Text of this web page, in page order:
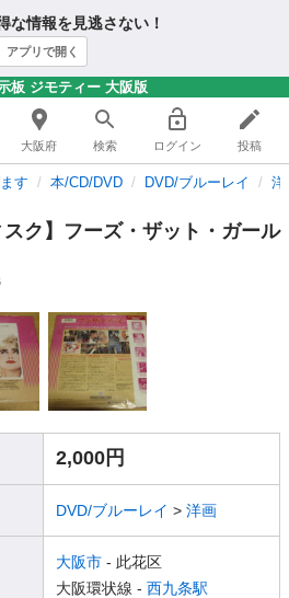
な情報を見逃さない！
アプリで開く
板 ジモティー 大阪版
大阪府 検索 ログイン 投稿
す 本/CD/DVD DVD/ブルーレイ 洋
ク】フーズ・ザット・ガール
2,000円
DVD/ブルーレイ > 洋画
大阪市 - 此花区
大阪環状線 - 西九条駅